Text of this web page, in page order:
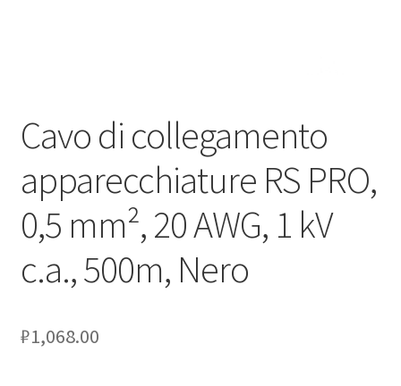
Скидки
Сотрудничество
Cavo di collegamento
apparecchiature RS PRO,
0,5 mm², 20 AWG, 1 kV
c.a., 500m, Nero
₽1,068.00